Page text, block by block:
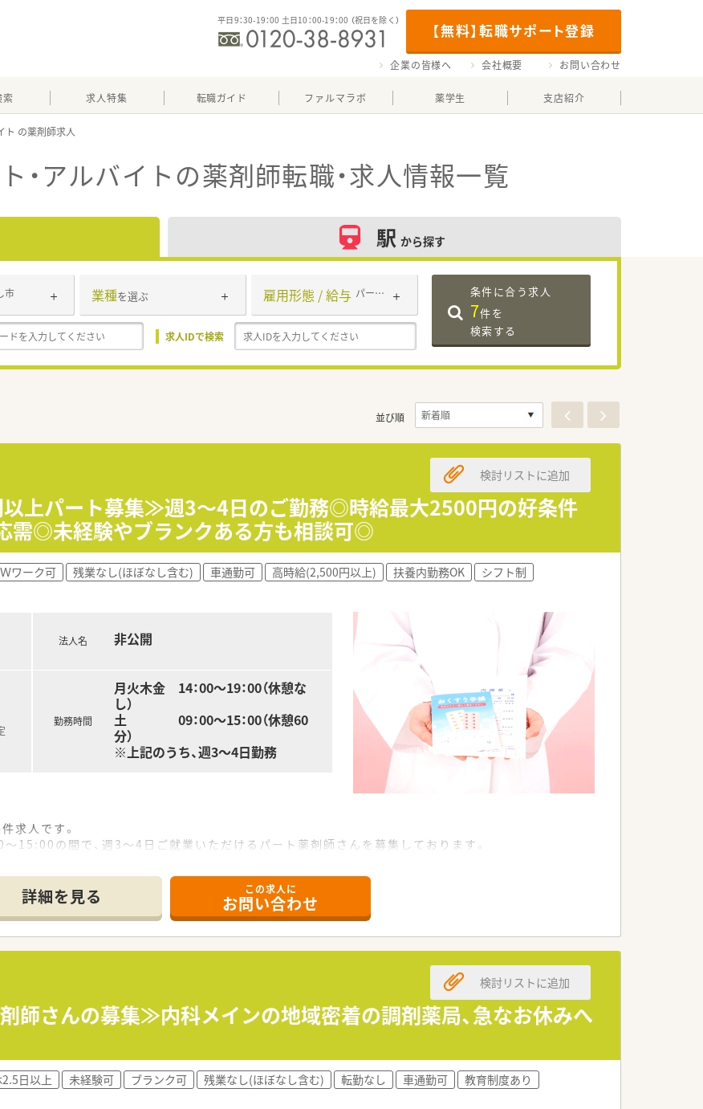
【無料】転職サポート登録
平日9：30-19：00 土日10：00-19：00 （祝日を除く）
企業の皆様へ 会社概要 お問い合わせ
求人特集 転職ガイド ファルマラボ 薬学生 支店紹介
ト
・アルバイトの薬剤師転職・求人情報一覧
駅 から探す
市 業種を選ぶ 雇用形態 / 給与 パート・アルバイト
求人IDで検索
条件に合う求人
7件を
検索する
並び順
以上パート募集≫週3～4日のご勤務◎時給最大2500円の好条件
需◎未経験やブランクある方も相談可◎
検討リストに追加
Ｗワーク可 残業なし(ほぼなし含む) 車通勤可 高時給(2,500円以上) 扶養内勤務OK
シフト制
法人名 非公開
勤務時間
月火木金 14：00～19：00（休憩な
し）
土 09：00～15：00（休憩60
分）
※上記のうち、週3～4日勤務
求人です。
の間で、週3～4日ご就業いただけるパート薬剤師さんを募集しております。
る薬局です。マイカー通勤が可能なため毎日の通勤負担を軽減できる便利な立地です。
を1日あたり50から60枚ほど応需しており、幅広い疾患への対応力が身につきます。
務が調整されており、定時で退社しやすいためオンオフのメリハリをつけてご就業いただけます。
め、万一の急なお休み等にも柔軟に対応でき、スタッフ間で支え合いながら働けます。
舗展開している安定した経営基盤を持つ企業です。
てきた方です。今もなお調剤室に入り、従業員と同じ目線をお持ちです。
詳細を見る この求人に
お問い合わせ
師さんの募集≫内科メインの地域密着の調剤薬局、急なお休みへ
検討リストに追加
日以上 未経験可 ブランク可 残業なし(ほぼなし含む) 転勤なし 車通勤可
教育制度あり